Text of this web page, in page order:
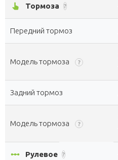
pan_tool_alt Тормоза ?
Передний тормоз
Модель тормоза ?
Задний тормоз
Модель тормоза ?
linear_scale Рулевое ?